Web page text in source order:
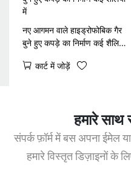
नए आगमन वाले हाइड्रोफोबिक गैर
बुने हुए कपड़े का निर्माण कई शैलियों
कार्ट में जोड़ें
हमारे साथ
संपर्क फ़ॉर्म में बस अपना ईमेल
हमारे विस्तृत डिज़ाइनों के